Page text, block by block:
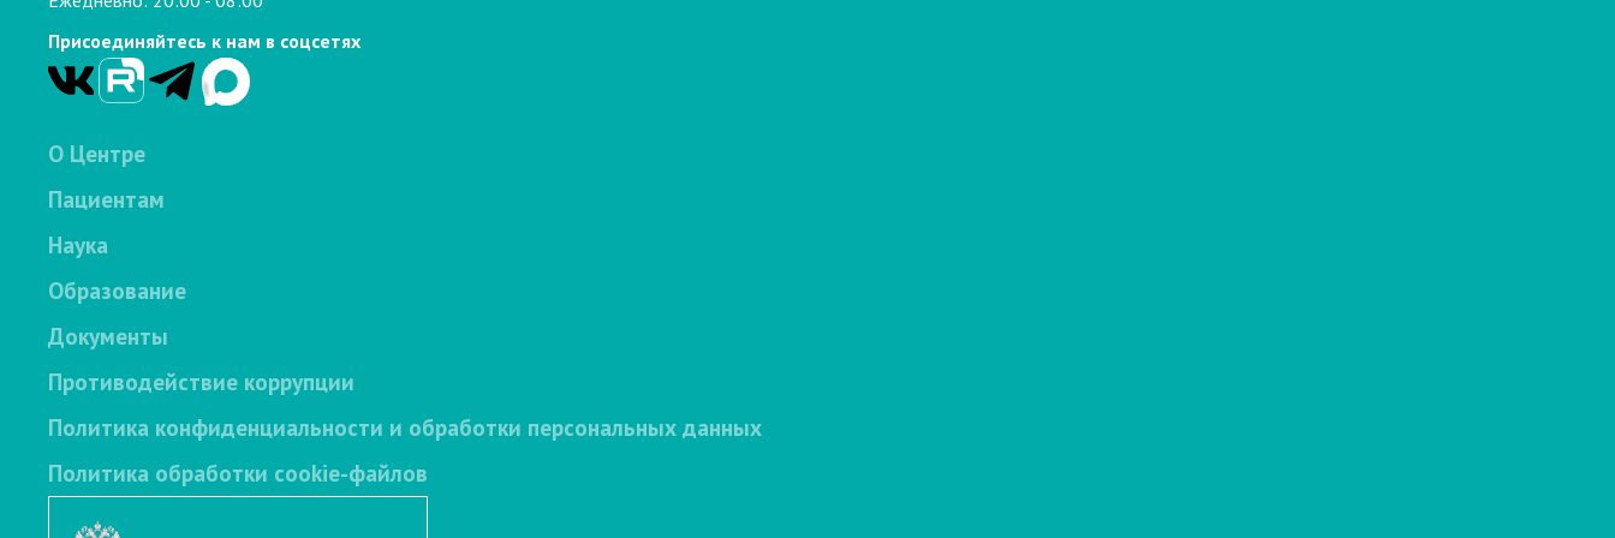
Присоединяйтесь к нам в соцсетях
О Центре
Пациентам
Наука
Образование
Документы
Противодействие коррупции
Политика конфиденциальности и обработки персональных данных
Политика обработки cookie-файлов